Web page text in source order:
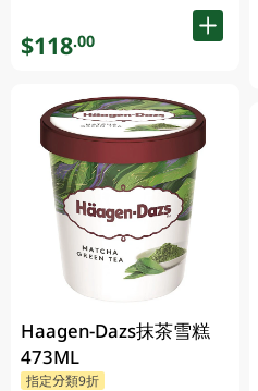
$118.00
Haagen-Dazs抹茶雪糕
473ML
指定分類9折